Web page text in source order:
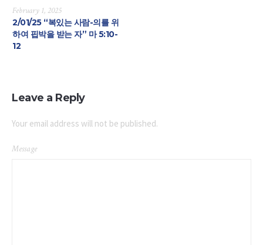
February 1, 2025
2/01/25 “복있는 사람-의를 위
하여 핍박을 받는 자” 마 5:10-
12
Leave a Reply
Your email address will not be published.
Message